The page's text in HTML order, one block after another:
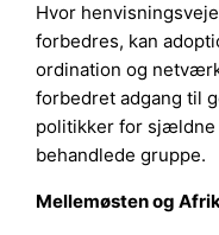
Hvor
forbedres, kan
ordination og
forbedret adgang til
politikker for sjældne
behandlede gruppe.
Mellemøsten og